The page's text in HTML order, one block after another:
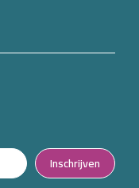
Inschrijven